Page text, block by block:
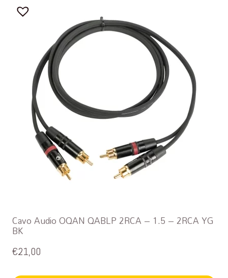
Cavo Audio OQAN QABLP 2RCA – 1.5 – 2RCA YG
BK
€21,00